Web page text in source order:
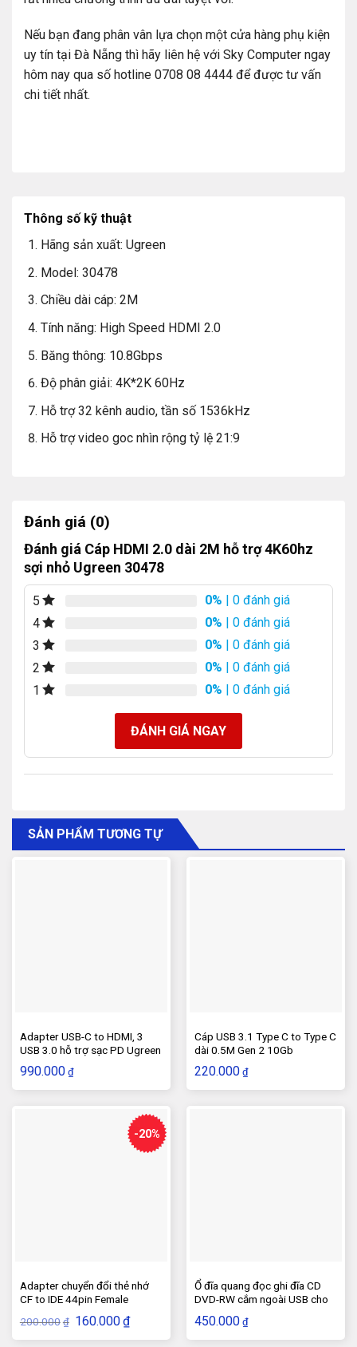
Nếu bạn đang phân vân lựa chọn một cửa hàng phụ kiện
uy tín tại Đà Nẵng thì hãy liên hệ với Sky Computer ngay
hôm nay qua số hotline 0708 08 4444 để được tư vấn
chi tiết nhất.
Thông số kỹ thuật
Hãng sản xuất: Ugreen
Model: 30478
Chiều dài cáp: 2M
Tính năng: High Speed HDMI 2.0
Băng thông: 10.8Gbps
Độ phân giải: 4K*2K 60Hz
Hỗ trợ 32 kênh audio, tần số 1536kHz
Hỗ trợ video goc nhìn rộng tỷ lệ 21:9
Đánh giá (0)
Đánh giá Cáp HDMI 2.0 dài 2M hỗ trợ 4K60hz
sợi nhỏ Ugreen 30478
5 0% | 0 đánh giá
4
0% | 0 đánh giá
3
0% | 0 đánh giá
2
0% | 0 đánh giá
1
0% | 0 đánh giá
ĐÁNH GIÁ NGAY
SẢN PHẨM TƯƠNG TỰ
Adapter USB-C to HDMI, 3
USB 3.0 hỗ trợ sạc PD Ugreen
50209
990.000 ₫
Cáp USB 3.1 Type C to Type C
dài 0.5M Gen 2 10Gb
220.000 ₫
-20%
Adapter chuyển đổi thẻ nhớ
CF to IDE 44pin Female
200.000 ₫ Giá
gốc
là:
160.000₫Giá
hiện
tại
Ổ đĩa quang đọc ghi đĩa CD
DVD-RW cắm ngoài USB cho
450.000 ₫